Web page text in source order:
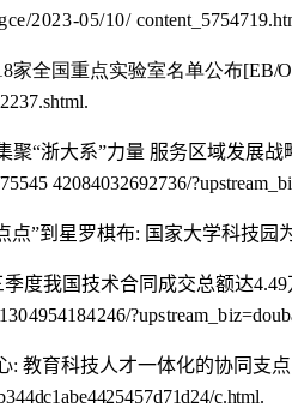
2023-05/10/
家全国重点实验室名单公布[EB/
聚“浙大系”力量 服务区域发展
42084032692736/
点”到星罗棋布: 国家大学科技园
度我国技术合同成交总额达4.49
: 教育科技人才一体化的协同 支点
c.html.